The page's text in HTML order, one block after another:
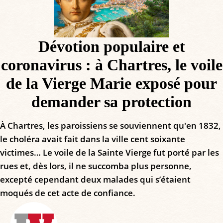
Dévotion populaire et
coronavirus : à Chartres, le voile
de la Vierge Marie exposé pour
demander sa protection
À Chartres, les paroissiens se souviennent qu'en 1832,
le choléra avait fait dans la ville cent soixante
victimes… Le voile de la Sainte Vierge fut porté par les
rues et, dès lors, il ne succomba plus personne,
excepté cependant deux malades qui s’étaient
moqués de cet acte de confiance.